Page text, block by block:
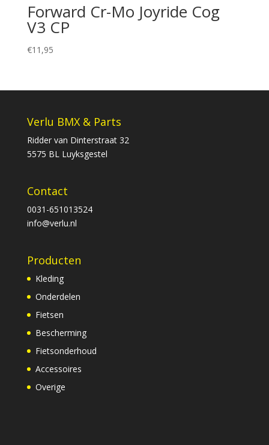
Forward Cr-Mo Joyride Cog
V3 CP
€11,95
Verlu BMX & Parts
Ridder van Dinterstraat 32
5575 BL Luyksgestel
Contact
0031-651013524
info@verlu.nl
Producten
Kleding
Onderdelen
Fietsen
Bescherming
Fietsonderhoud
Accessoires
Overige